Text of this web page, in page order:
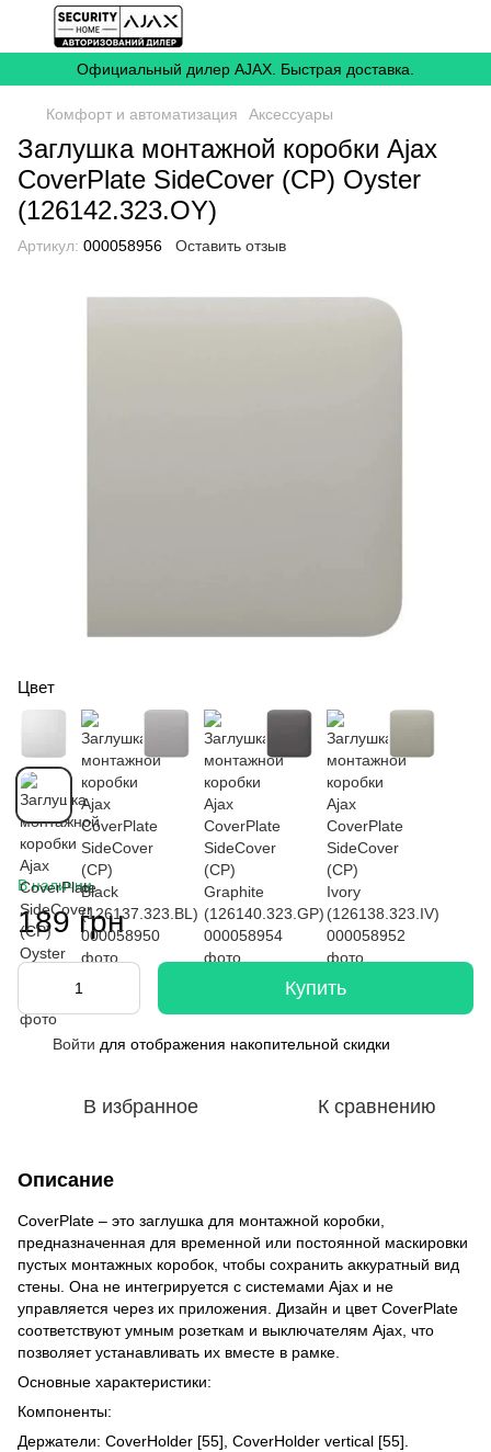
Официальный дилер AJAX. Быстрая доставка.
Комфорт и автоматизация Аксессуары
Заглушка монтажной коробки Ajax
CoverPlate SideCover (CP) Oyster
(126142.323.OY)
Артикул: 000058956 Оставить отзыв
Цвет
В наличии
189 грн
Купить
Войти для отображения накопительной скидки
В избранное К сравнению
Описание
CoverPlate – это заглушка для монтажной коробки,
предназначенная для временной или постоянной маскировки
пустых монтажных коробок, чтобы сохранить аккуратный вид
стены. Она не интегрируется с системами Ajax и не
управляется через их приложения. Дизайн и цвет CoverPlate
соответствуют умным розеткам и выключателям Ajax, что
позволяет устанавливать их вместе в рамке.
Основные характеристики:
Компоненты:
Держатели: CoverHolder [55], CoverHolder vertical [55].